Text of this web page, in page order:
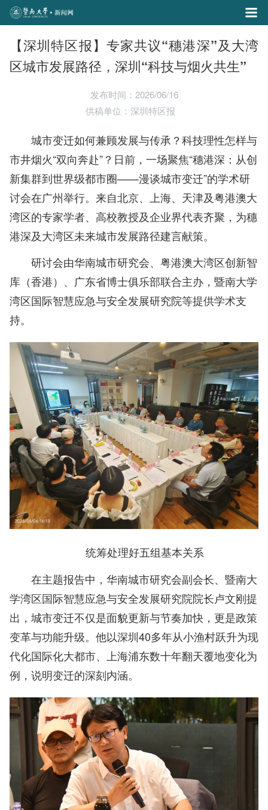
【深圳特区报】专家共议“穗港深”及大湾
区城市发展路径，深圳“科技与烟火共生”
发布时间：2026/06/16
供稿单位：深圳特区报
城市变迁如何兼顾发展与传承？科技理性怎样与
市井烟火“双向奔赴”？日前，一场聚焦“穗港深：从创
新集群到世界级都市圈——漫谈城市变迁”的学术研
讨会在广州举行。来自北京、上海、天津及粤港澳大
湾区的专家学者、高校教授及企业界代表齐聚，为穗
港深及大湾区未来城市发展路径建言献策。
研讨会由华南城市研究会、粤港澳大湾区创新智
库（香港）、广东省博士俱乐部联合主办，暨南大学
湾区国际智慧应急与安全发展研究院等提供学术支
持。
统筹处理好五组基本关系
在主题报告中，华南城市研究会副会长、暨南大
学湾区国际智慧应急与安全发展研究院院长卢文刚提
出，城市变迁不仅是面貌更新与节奏加快，更是政策
变革与功能升级。他以深圳40多年从小渔村跃升为现
代化国际化大都市、上海浦东数十年翻天覆地变化为
例，说明变迁的深刻内涵。